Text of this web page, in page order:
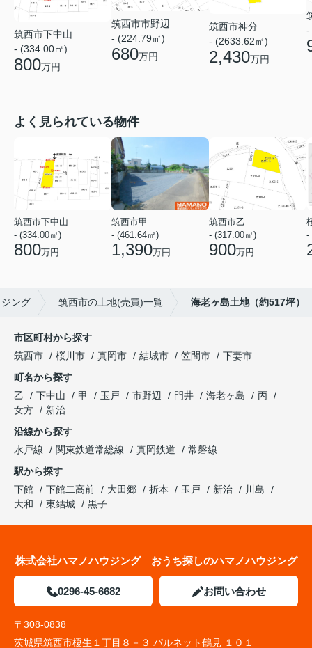
筑西市下中山
- (334.00㎡)
800万円
筑西市市野辺
- (224.79㎡)
680万円
筑西市神分
- (2633.62㎡)
2,430万円
-
よく見られている物件
筑西市下中山
- (334.00㎡)
800万円
筑西市甲
- (461.64㎡)
1,390万円
筑西市乙
- (317.00㎡)
900万円
-
ング 筑西市の土地(売買)一覧 海老ヶ島土地（約517坪）
市区町村から探す
筑西市
桜川市 真岡市 結城市 笠間市
下妻市
町名から探す
乙
下中山 甲 玉戸 市野辺 門井 海老ヶ島
丙
女方
新治
沿線から探す
水戸線
関東鉄道常総線 真岡鉄道
常磐線
駅から探す
下館
下館二高前 大田郷 折本 玉戸 新治
川島
大和
東結城 黒子
株式会社ハマノハウジング おうち探しのハマノハウジング
0296-45-6682 お問い合わせ
〒308-0838
茨城県筑西市榎生１丁目８－３ パルネット鶴見 １０１